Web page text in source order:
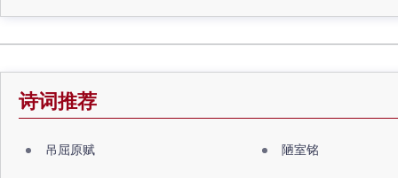
诗词推荐
吊屈原赋 陋室铭